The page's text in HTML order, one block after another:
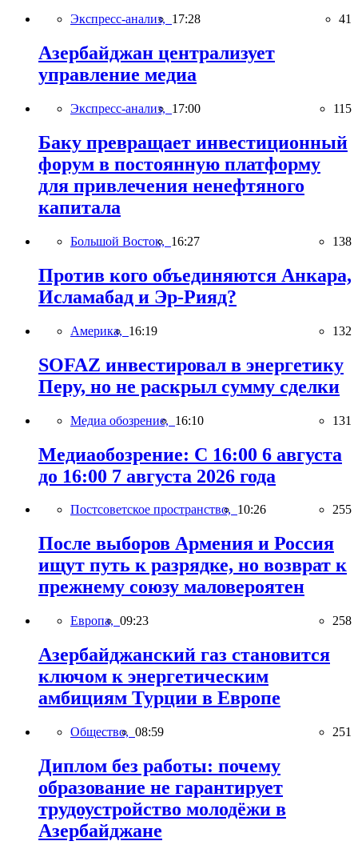
Экспресс-анализ, 17:28 41
Азербайджан централизует
управление медиа
Экспресс-анализ, 17:00 115
Баку превращает инвестиционный
форум в постоянную платформу
для привлечения ненефтяного
капитала
Большой Восток, 16:27 138
Против кого объединяются Анкара,
Исламабад и Эр-Рияд?
Америка, 16:19 132
SOFAZ инвестировал в энергетику
Перу, но не раскрыл сумму сделки
Медиа обозрение, 16:10 131
Медиаобозрение: С 16:00 6 августа
до 16:00 7 августа 2026 года
Постсоветское пространство, 10:26 255
После выборов Армения и Россия
ищут путь к разрядке, но возврат к
прежнему союзу маловероятен
Европа, 09:23 258
Азербайджанский газ становится
ключом к энергетическим
амбициям Турции в Европе
Общество, 08:59 251
Диплом без работы: почему
образование не гарантирует
трудоустройство молодёжи в
Азербайджане